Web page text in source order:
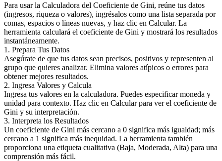
Para usar la Calculadora del Coeficiente de Gini, reúne tus datos
(ingresos, riqueza o valores), ingrésalos como una lista separada por
comas, espacios o líneas nuevas, y haz clic en Calcular. La
herramienta calculará el coeficiente de Gini y mostrará los resultados
instantáneamente.
1. Prepara Tus Datos
Asegúrate de que tus datos sean precisos, positivos y representen al
grupo que quieres analizar. Elimina valores atípicos o errores para
obtener mejores resultados.
2. Ingresa Valores y Calcula
Ingresa tus valores en la calculadora. Puedes especificar moneda y
unidad para contexto. Haz clic en Calcular para ver el coeficiente de
Gini y su interpretación.
3. Interpreta los Resultados
Un coeficiente de Gini más cercano a 0 significa más igualdad; más
cercano a 1 significa más inequidad. La herramienta también
proporciona una etiqueta cualitativa (Baja, Moderada, Alta) para una
comprensión más fácil.